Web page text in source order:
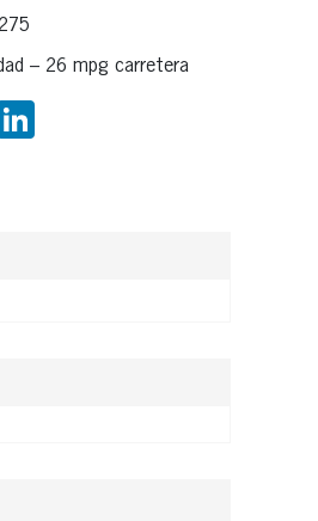
– 26 mpg carretera
Pinterest